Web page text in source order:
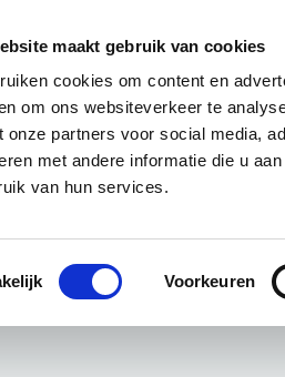
maakt gebruik van cookies
cookies om content en
om ons websiteverkeer te
onze partners voor social media,
met andere informatie die u
van hun services.
Voorkeuren
Hoe werkt het?